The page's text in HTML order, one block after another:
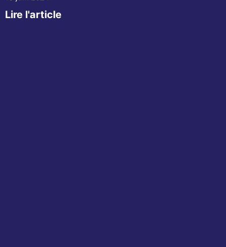
Lire l'article